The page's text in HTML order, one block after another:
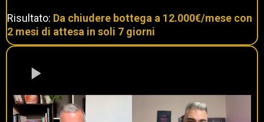
Risultato: Da chiudere bottega a 12.000€/mese con
2 mesi di attesa in soli 7 giorni